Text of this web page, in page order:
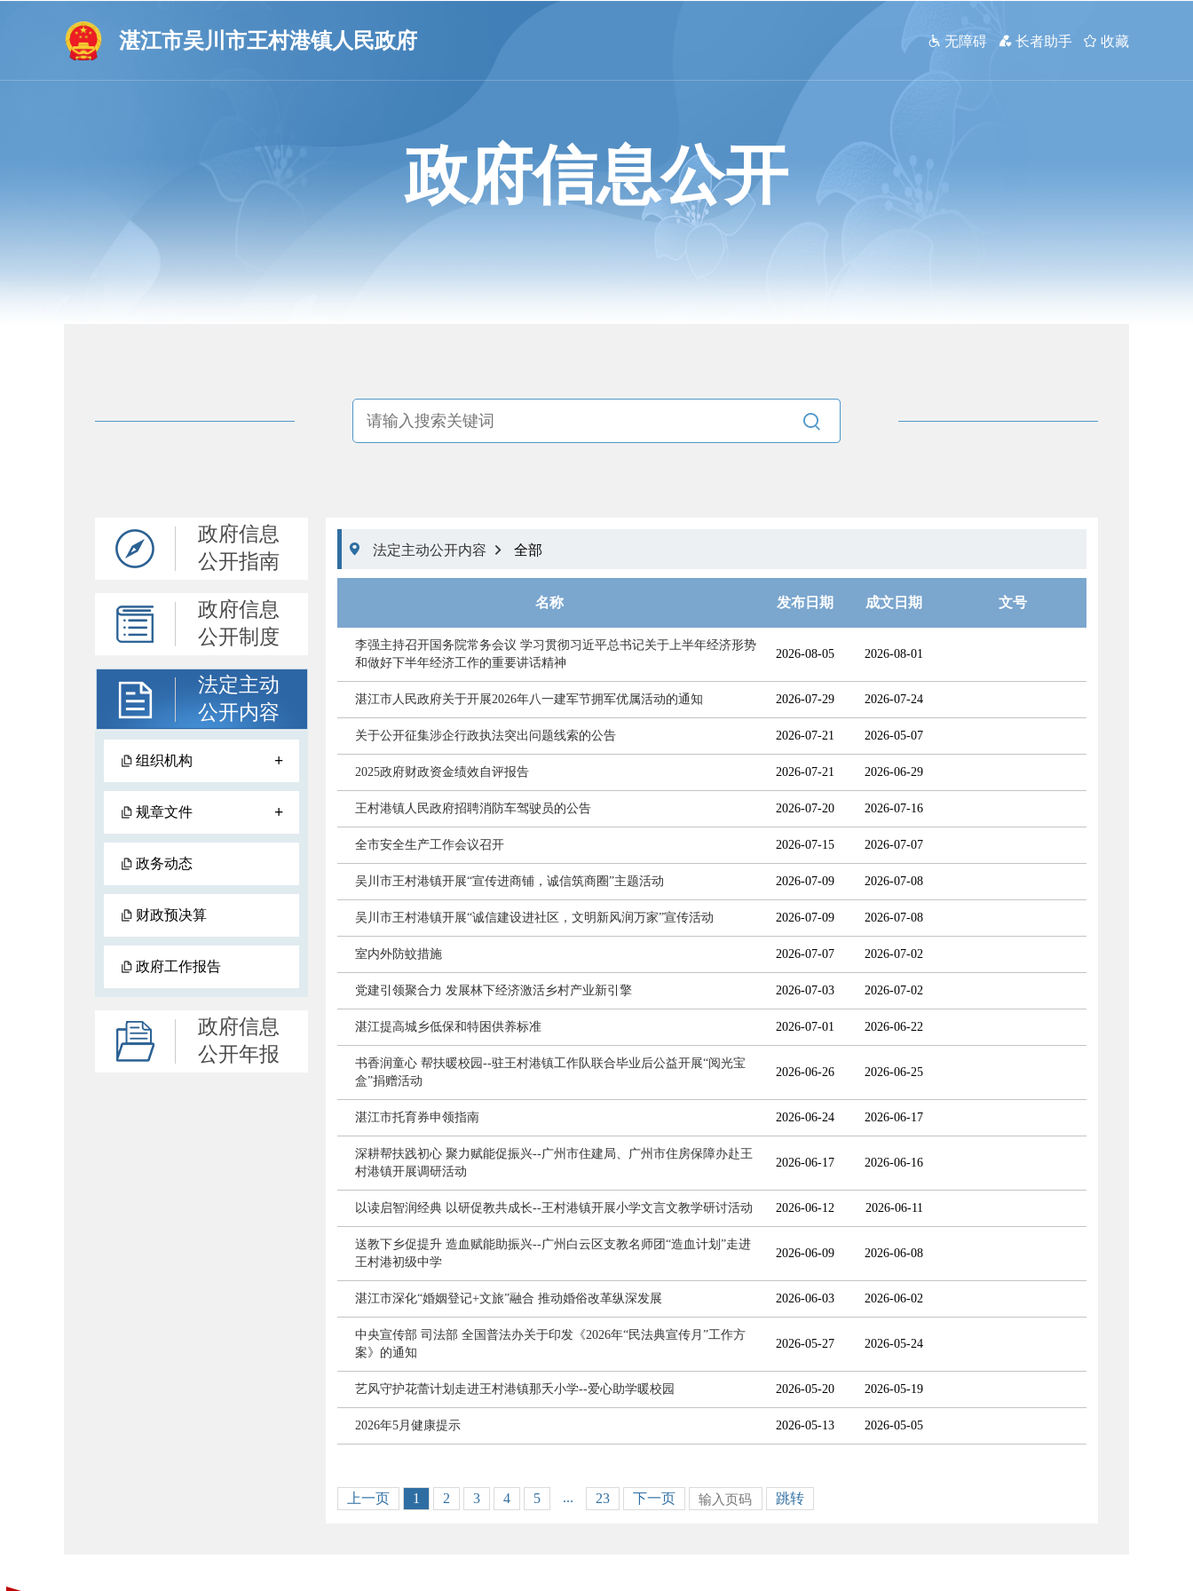
湛江市吴川市王村港镇人民政府  无障碍  长者助手  收藏
政府信息公开

政府信息
公开指南
政府信息
公开制度
法定主动
公开内容
组织机构 +
规章文件 +
政务动态
财政预决算
政府工作报告
政府信息
公开年报
 法定主动公开内容  全部
名称 发布日期 成文日期 文号
李强主持召开国务院常务会议 学习贯彻习近平总书记关于上半年经济形势
和做好下半年经济工作的重要讲话精神
2026-08-05 2026-08-01
湛江市人民政府关于开展2026年八一建军节拥军优属活动的通知 2026-07-29 2026-07-24
关于公开征集涉企行政执法突出问题线索的公告 2026-07-21 2026-05-07
2025政府财政资金绩效自评报告 2026-07-21 2026-06-29
王村港镇人民政府招聘消防车驾驶员的公告 2026-07-20 2026-07-16
全市安全生产工作会议召开 2026-07-15 2026-07-07
吴川市王村港镇开展“宣传进商铺，诚信筑商圈”主题活动 2026-07-09 2026-07-08
吴川市王村港镇开展“诚信建设进社区，文明新风润万家”宣传活动 2026-07-09 2026-07-08
室内外防蚊措施 2026-07-07 2026-07-02
党建引领聚合力 发展林下经济激活乡村产业新引擎 2026-07-03 2026-07-02
湛江提高城乡低保和特困供养标准 2026-07-01 2026-06-22
书香润童心 帮扶暖校园--驻王村港镇工作队联合毕业后公益开展“阅光宝
盒”捐赠活动
2026-06-26 2026-06-25
湛江市托育券申领指南 2026-06-24 2026-06-17
深耕帮扶践初心 聚力赋能促振兴--广州市住建局、广州市住房保障办赴王
村港镇开展调研活动
2026-06-17 2026-06-16
以读启智润经典 以研促教共成长--王村港镇开展小学文言文教学研讨活动 2026-06-12 2026-06-11
送教下乡促提升 造血赋能助振兴--广州白云区支教名师团“造血计划”走进
王村港初级中学
2026-06-09 2026-06-08
湛江市深化“婚姻登记+文旅”融合 推动婚俗改革纵深发展 2026-06-03 2026-06-02
中央宣传部 司法部 全国普法办关于印发《2026年“民法典宣传月”工作方
案》的通知
2026-05-27 2026-05-24
艺风守护花蕾计划走进王村港镇那夭小学--爱心助学暖校园 2026-05-20 2026-05-19
2026年5月健康提示 2026-05-13 2026-05-05
上一页 1 2 3 4 5 ... 23 下一页 跳转